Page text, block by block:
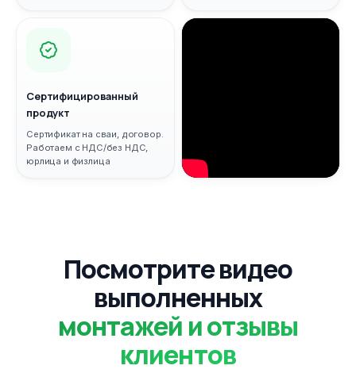
Сертифицированный
продукт
Сертификат на сваи, договор.
Работаем с НДС/без НДС,
юрлица и физлица
Посмотрите видео
выполненных
монтажей и отзывы
клиентов